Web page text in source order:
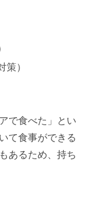
策）
で食べた」とい
て食事ができる
あるため、持ち